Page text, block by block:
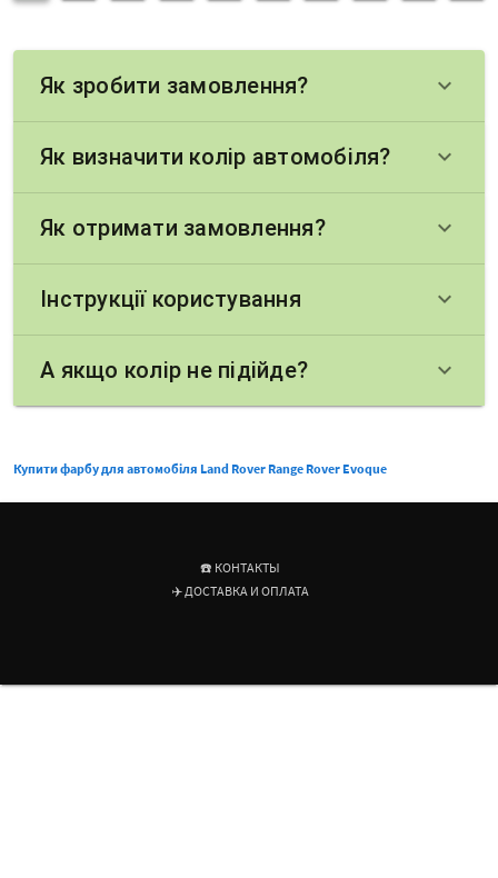
Як зробити замовлення? keyboard_arrow_down
Як визначити колір автомобіля? keyboard_arrow_down
Як отримати замовлення? keyboard_arrow_down
Інструкції користування keyboard_arrow_down
А якщо колір не підійде? keyboard_arrow_down
Купити фарбу для автомобіля Land Rover Range Rover Evoque
☎️ КОНТАКТЫ
✈️ ДОСТАВКА И ОПЛАТА